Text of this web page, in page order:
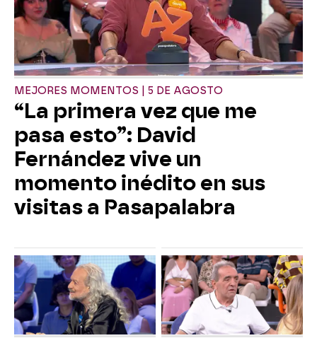
MEJORES MOMENTOS | 5 DE AGOSTO
“La primera vez que me
pasa esto”: David
Fernández vive un
momento inédito en sus
visitas a Pasapalabra